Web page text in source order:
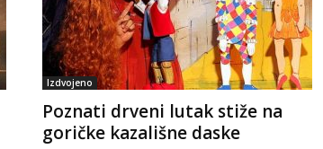
Izdvojeno
Poznati drveni lutak stiže na
goričke kazališne daske